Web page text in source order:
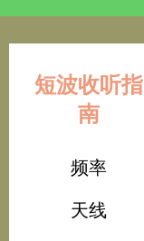
短波收听指
南
频率
天线